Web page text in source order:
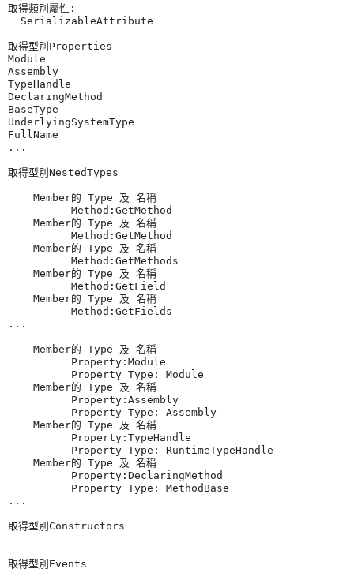
取得類別屬性:
  SerializableAttribute
取得型別Properties
Module
Assembly
TypeHandle
DeclaringMethod
BaseType
UnderlyingSystemType
FullName
...
取得型別NestedTypes
    Member的 Type 及 名稱
          Method:GetMethod
    Member的 Type 及 名稱
          Method:GetMethod
    Member的 Type 及 名稱
          Method:GetMethods
    Member的 Type 及 名稱
          Method:GetField
    Member的 Type 及 名稱
          Method:GetFields
...
    Member的 Type 及 名稱
          Property:Module
          Property Type: Module
    Member的 Type 及 名稱
          Property:Assembly
          Property Type: Assembly
    Member的 Type 及 名稱
          Property:TypeHandle
          Property Type: RuntimeTypeHandle
    Member的 Type 及 名稱
          Property:DeclaringMethod
          Property Type: MethodBase
...
取得型別Constructors
取得型別Events